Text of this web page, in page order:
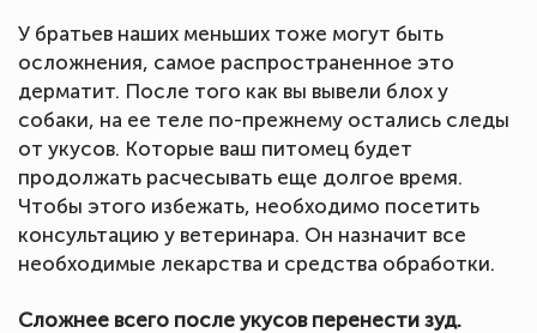
У братьев наших меньших тоже могут быть
осложнения, самое распространенное это
дерматит. После того как вы вывели блох у
собаки, на ее теле по-прежнему остались следы
от укусов. Которые ваш питомец будет
продолжать расчесывать еще долгое время.
Чтобы этого избежать, необходимо посетить
консультацию у ветеринара. Он назначит все
необходимые лекарства и средства обработки.
Сложнее всего после укусов перенести зуд.